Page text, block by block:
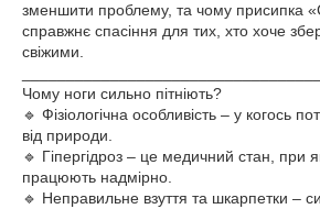
зменшити проблему, та чому присипка
справжнє спасіння для тих, хто хоче
свіжими.
Чому ноги сильно пітніють?
🔹 Фізіологічна особливість – у когось
від природи.
🔹 Гіпергідроз – це медичний стан, при
працюють надмірно.
🔹 Неправильне взуття та шкарпетки –